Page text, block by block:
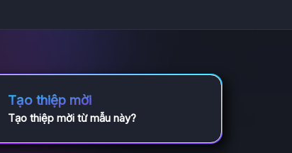
Tạo thiệp mời
Tạo thiệp mời từ mẫu này?